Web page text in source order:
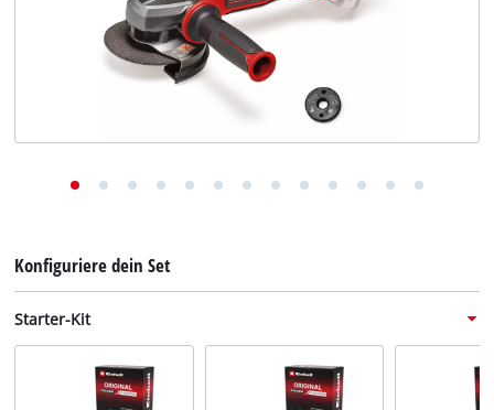
Konfiguriere dein Set
Starter-Kit